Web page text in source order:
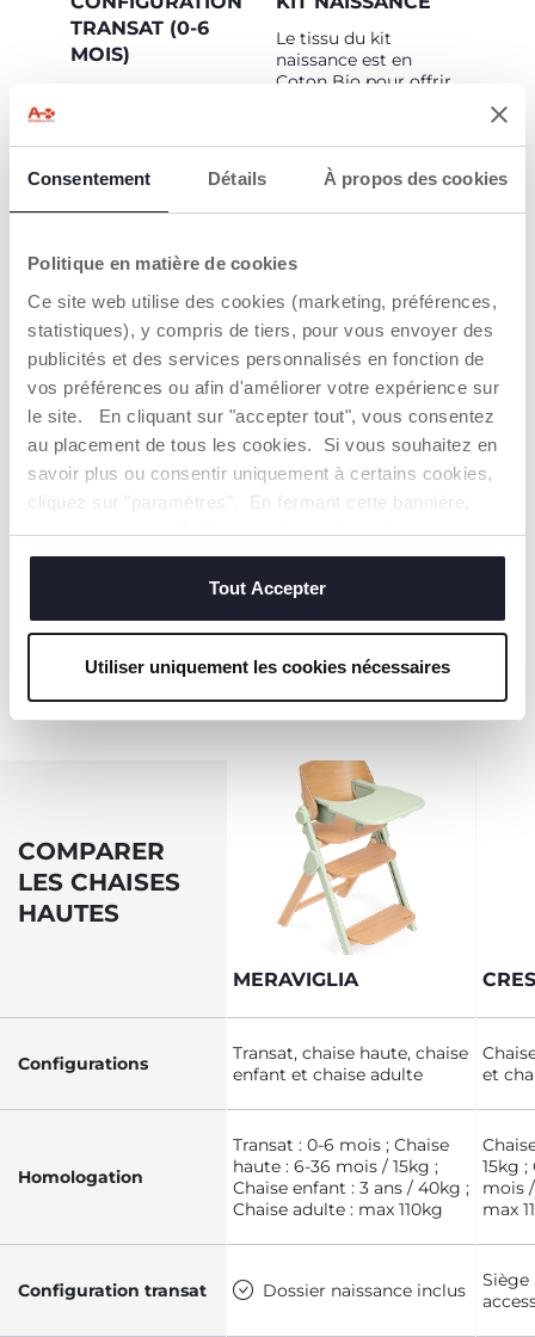
Consentement Détails À propos des cookies
Politique en matière de cookies
Ce site web utilise des cookies (marketing, préférences,
statistiques), y compris de tiers, pour vous envoyer des
publicités et des services personnalisés en fonction de
vos préférences ou afin d'améliorer votre expérience sur
le site. En cliquant sur "accepter tout", vous consentez
au placement de tous les cookies. Si vous souhaitez en
savoir plus ou consentir uniquement à certains cookies,
cliquez sur "paramètres". En fermant cette bannière,
vous consentez à l'utilisation des seuls cookies
techniques, qui sont essentiels au service demandé.
Tout Accepter
Utiliser uniquement les cookies nécessaires
TRANSAT (0-6
MOIS)
sur 2 positions et le kit
Le tissu du kit
naissance est en
Coton Bio pour offrir
Le harnais de sécurité
5 points est inclus
dans le kit.
CHAISE HAUTE (6-
36 MOIS)
Grand plateau
spacieux, ainsi qu'un
ajustable d'une seule
main.
POUR TOUTE LA
VIE
De 0 à 99 ans,
réglable sur 6
nécessaire.
COMPARER
LES CHAISES
HAUTES
MERAVIGLIA
Configurations
Transat, chaise haute, chaise
enfant et chaise adulte
et
Homologation
Transat : 0-6 mois ; Chaise
haute : 6-36 mois / 15kg ;
Chaise enfant : 3 ans / 40kg ;
Chaise adulte : max 110kg
15kg
mois
max
Configuration transat Dossier naissance inclus
Siège